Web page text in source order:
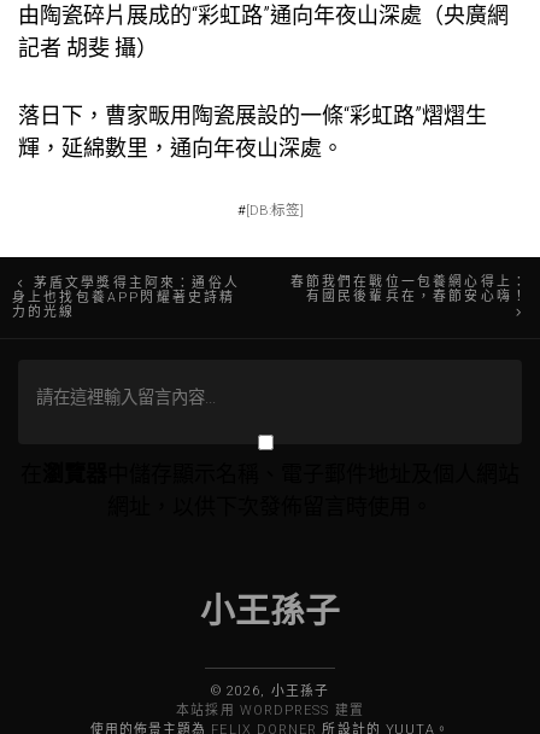
由陶瓷碎片展成的“彩虹路”通向年夜山深處（央廣網
記者 胡斐 攝）
落日下，曹家畈用陶瓷展設的一條“彩虹路”熠熠生
輝，延綿數里，通向年夜山深處。
#[DB:标签]
文
章
導
茅盾文學獎得主阿來：通俗人
身上也找包養APP閃耀著史詩精
力的光線
春節我們在戰位一包養網心得上：
有國民後輩兵在，春節安心嗨！
小王孫子
© 2026, 小王孫子
本站採用 WORDPRESS 建置
使用的佈景主題為 FELIX DORNER 所設計的 YUUTA。